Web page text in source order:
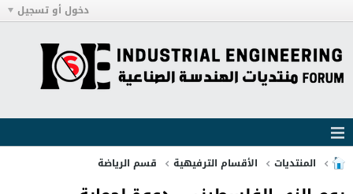
دخول أو تسجيل
المنتديات الأقسام الترفيهية قسم الرياضة